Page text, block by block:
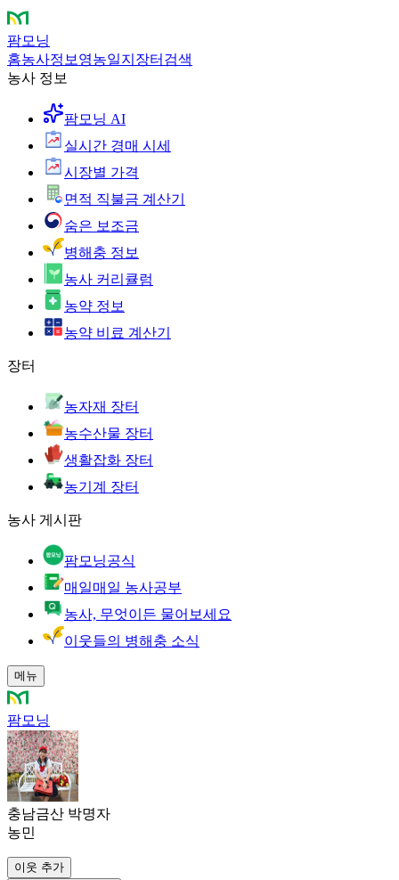
팜모닝
홈농사정보 영농일지 장터 검색
농사 정보
팜모닝 AI
실시간 경매 시세
시장별 가격
면적 직불금 계산기
숨은 보조금
병해충 정보
농사 커리큘럼
농약 정보
농약 비료 계산기
장터
농자재 장터
농수산물 장터
생활잡화 장터
농기계 장터
농사 게시판
팜모닝공식
매일매일 농사공부
농사, 무엇이든 물어보세요
이웃들의 병해충 소식
메뉴
팜모닝
충남금산 박명자
농민
이웃 추가